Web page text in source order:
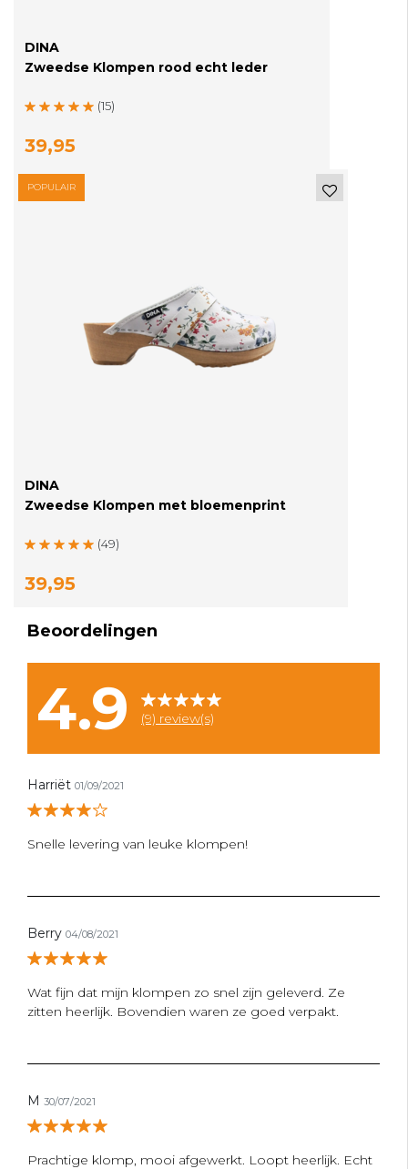
DINA
Zweedse Klompen rood echt leder
(15)
39,95
POPULAIR
DINA
Zweedse Klompen met bloemenprint
(49)
39,95
Beoordelingen
4.9 (9) review(s)
Harriët 01/09/2021
Snelle levering van leuke klompen!
Berry 04/08/2021
Wat fijn dat mijn klompen zo snel zijn geleverd. Ze
zitten heerlijk. Bovendien waren ze goed verpakt.
M 30/07/2021
Prachtige klomp, mooi afgewerkt. Loopt heerlijk. Echt